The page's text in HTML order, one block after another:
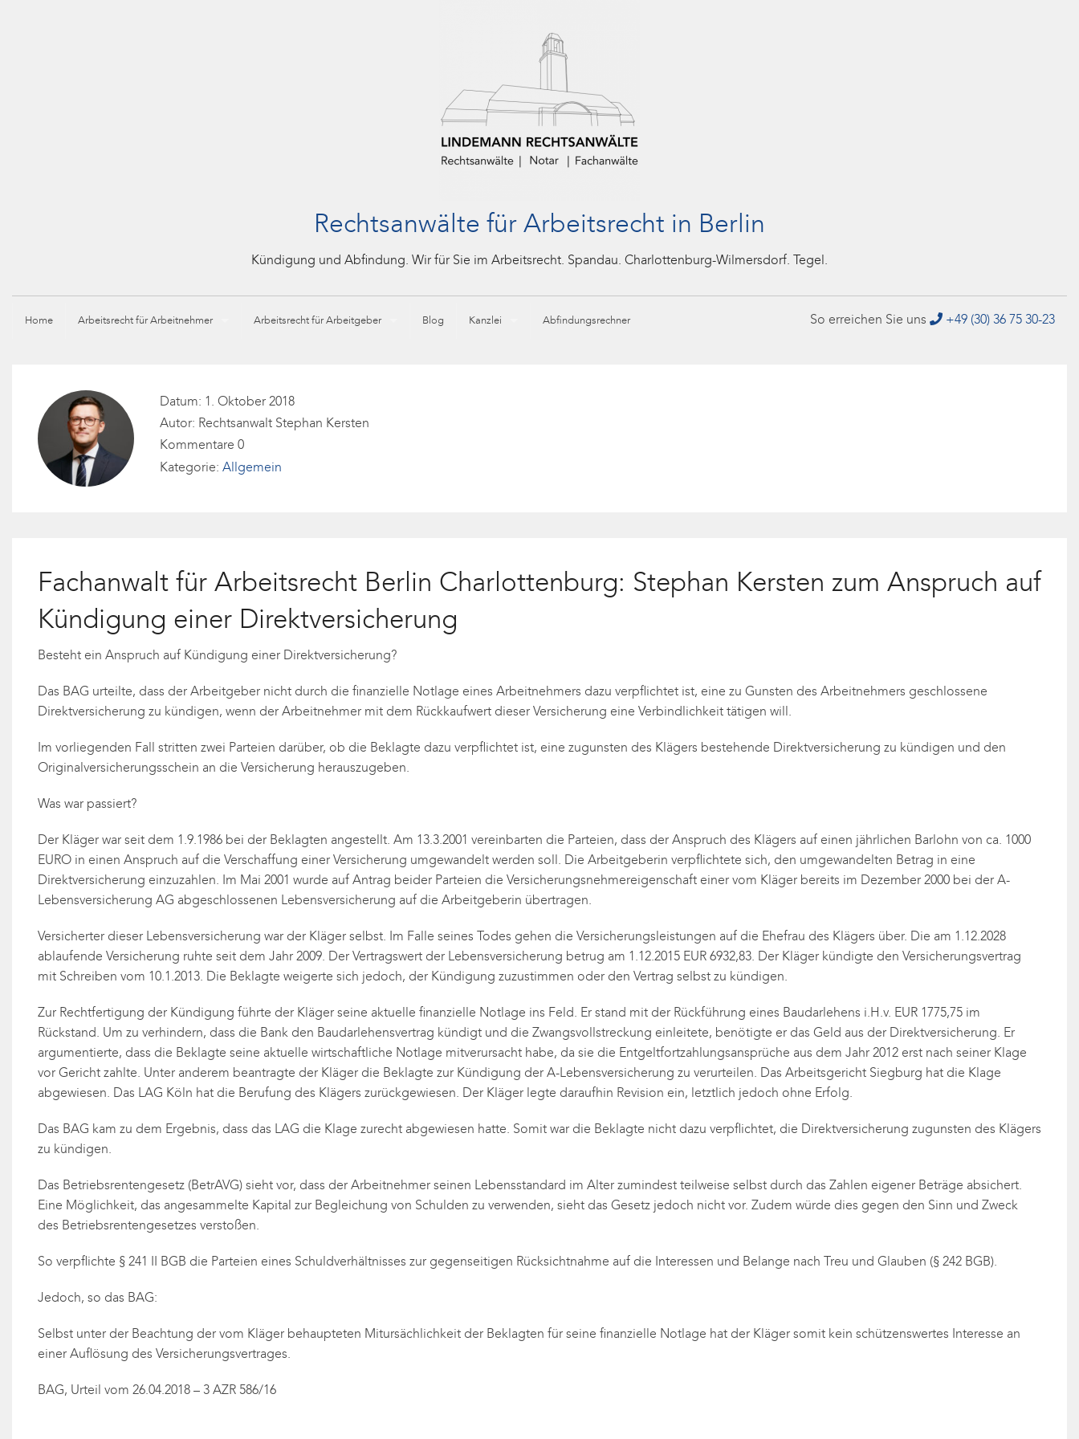
Rechtsanwälte für Arbeitsrecht in Berlin
Kündigung und Abfindung. Wir für Sie im Arbeitsrecht. Spandau. Charlottenburg-Wilmersdorf. Tegel.
Home Arbeitsrecht für Arbeitnehmer Arbeitsrecht für Arbeitgeber Blog Kanzlei Abfindungsrechner So erreichen Sie uns +49 (30) 36 75 30-23
Datum: 1. Oktober 2018
Autor: Rechtsanwalt Stephan Kersten
Kommentare 0
Kategorie: Allgemein
Fachanwalt für Arbeitsrecht Berlin Charlottenburg: Stephan Kersten zum Anspruch auf
Kündigung einer Direktversicherung
Besteht ein Anspruch auf Kündigung einer Direktversicherung?
Das BAG urteilte, dass der Arbeitgeber nicht durch die finanzielle Notlage eines Arbeitnehmers dazu verpflichtet ist, eine zu Gunsten des Arbeitnehmers geschlossene
Direktversicherung zu kündigen, wenn der Arbeitnehmer mit dem Rückkaufwert dieser Versicherung eine Verbindlichkeit tätigen will.
Im vorliegenden Fall stritten zwei Parteien darüber, ob die Beklagte dazu verpflichtet ist, eine zugunsten des Klägers bestehende Direktversicherung zu kündigen und den
Originalversicherungsschein an die Versicherung herauszugeben.
Was war passiert?
Der Kläger war seit dem 1.9.1986 bei der Beklagten angestellt. Am 13.3.2001 vereinbarten die Parteien, dass der Anspruch des Klägers auf einen jährlichen Barlohn von ca. 1000
EURO in einen Anspruch auf die Verschaffung einer Versicherung umgewandelt werden soll. Die Arbeitgeberin verpflichtete sich, den umgewandelten Betrag in eine
Direktversicherung einzuzahlen. Im Mai 2001 wurde auf Antrag beider Parteien die Versicherungsnehmereigenschaft einer vom Kläger bereits im Dezember 2000 bei der A-
Lebensversicherung AG abgeschlossenen Lebensversicherung auf die Arbeitgeberin übertragen.
Versicherter dieser Lebensversicherung war der Kläger selbst. Im Falle seines Todes gehen die Versicherungsleistungen auf die Ehefrau des Klägers über. Die am 1.12.2028
ablaufende Versicherung ruhte seit dem Jahr 2009. Der Vertragswert der Lebensversicherung betrug am 1.12.2015 EUR 6932,83. Der Kläger kündigte den Versicherungsvertrag
mit Schreiben vom 10.1.2013. Die Beklagte weigerte sich jedoch, der Kündigung zuzustimmen oder den Vertrag selbst zu kündigen.
Zur Rechtfertigung der Kündigung führte der Kläger seine aktuelle finanzielle Notlage ins Feld. Er stand mit der Rückführung eines Baudarlehens i.H.v. EUR 1775,75 im
Rückstand. Um zu verhindern, dass die Bank den Baudarlehensvertrag kündigt und die Zwangsvollstreckung einleitete, benötigte er das Geld aus der Direktversicherung. Er
argumentierte, dass die Beklagte seine aktuelle wirtschaftliche Notlage mitverursacht habe, da sie die Entgeltfortzahlungsansprüche aus dem Jahr 2012 erst nach seiner Klage
vor Gericht zahlte. Unter anderem beantragte der Kläger die Beklagte zur Kündigung der A-Lebensversicherung zu verurteilen. Das Arbeitsgericht Siegburg hat die Klage
abgewiesen. Das LAG Köln hat die Berufung des Klägers zurückgewiesen. Der Kläger legte daraufhin Revision ein, letztlich jedoch ohne Erfolg.
Das BAG kam zu dem Ergebnis, dass das LAG die Klage zurecht abgewiesen hatte. Somit war die Beklagte nicht dazu verpflichtet, die Direktversicherung zugunsten des Klägers
zu kündigen.
Das Betriebsrentengesetz (BetrAVG) sieht vor, dass der Arbeitnehmer seinen Lebensstandard im Alter zumindest teilweise selbst durch das Zahlen eigener Beträge absichert.
Eine Möglichkeit, das angesammelte Kapital zur Begleichung von Schulden zu verwenden, sieht das Gesetz jedoch nicht vor. Zudem würde dies gegen den Sinn und Zweck
des Betriebsrentengesetzes verstoßen.
So verpflichte § 241 II BGB die Parteien eines Schuldverhältnisses zur gegenseitigen Rücksichtnahme auf die Interessen und Belange nach Treu und Glauben (§ 242 BGB).
Jedoch, so das BAG:
Selbst unter der Beachtung der vom Kläger behaupteten Mitursächlichkeit der Beklagten für seine finanzielle Notlage hat der Kläger somit kein schützenswertes Interesse an
einer Auflösung des Versicherungsvertrages.
BAG, Urteil vom 26.04.2018 – 3 AZR 586/16